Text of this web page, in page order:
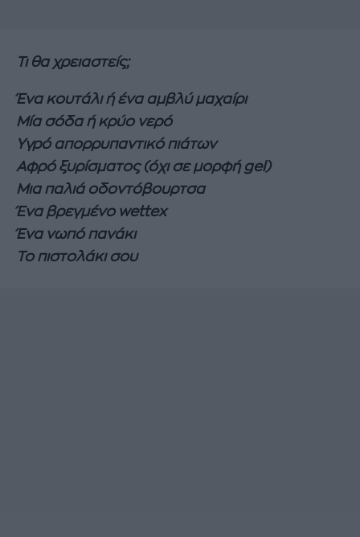
Τι θα χρειαστείς;
Ένα κουτάλι ή ένα αμβλύ μαχαίρι
Μία σόδα ή κρύο νερό
Υγρό απορρυπαντικό πιάτων
Αφρό ξυρίσματος (όχι σε μορφή gel)
Μια παλιά οδοντόβουρτσα
Ένα βρεγμένο wettex
Ένα νωπό πανάκι
Το πιστολάκι σου